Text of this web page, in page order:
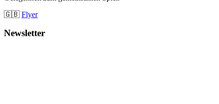
🇬🇧 Flyer
Newsletter